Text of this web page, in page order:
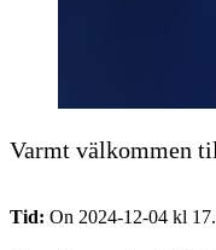
Varmt välkommen
Tid: On 2024-12-04 kl